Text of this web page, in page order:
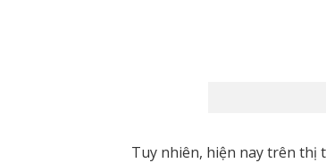
Tuy nhiên, hiện nay trên thị